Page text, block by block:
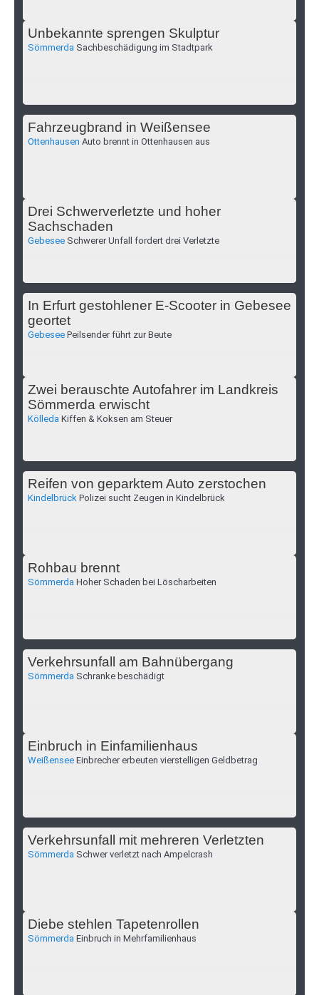
Unbekannte sprengen Skulptur
Sömmerda Sachbeschädigung im Stadtpark
Fahrzeugbrand in Weißensee
Ottenhausen Auto brennt in Ottenhausen aus
Drei Schwerverletzte und hoher
Sachschaden
Gebesee Schwerer Unfall fordert drei Verletzte
In Erfurt gestohlener E-Scooter in Gebesee
geortet
Gebesee Peilsender führt zur Beute
Zwei berauschte Autofahrer im Landkreis
Sömmerda erwischt
Kölleda Kiffen & Koksen am Steuer
Reifen von geparktem Auto zerstochen
Kindelbrück Polizei sucht Zeugen in Kindelbrück
Rohbau brennt
Sömmerda Hoher Schaden bei Löscharbeiten
Verkehrsunfall am Bahnübergang
Sömmerda Schranke beschädigt
Einbruch in Einfamilienhaus
Weißensee Einbrecher erbeuten vierstelligen Geldbetrag
Verkehrsunfall mit mehreren Verletzten
Sömmerda Schwer verletzt nach Ampelcrash
Diebe stehlen Tapetenrollen
Sömmerda Einbruch in Mehrfamilienhaus